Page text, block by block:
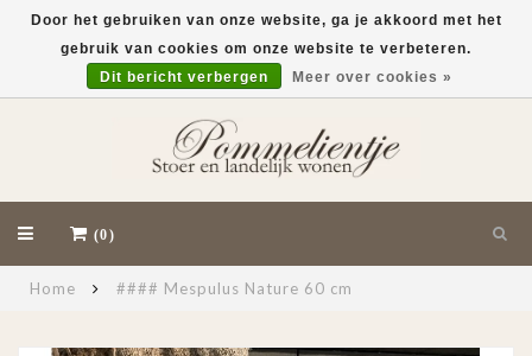
(0)
Home #### Mespulus Nature 60 cm
Door het gebruiken van onze website, ga je akkoord met het
gebruik van cookies om onze website te verbeteren.
Dit bericht verbergen
Meer over cookies »